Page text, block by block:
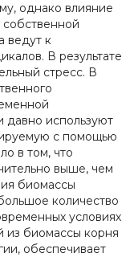
однако влияние
ведут к
В результате
стресс. В
используют
с помощью
в том, что
выше, чем
биомассы
количество
условиях
из биомассы корня
обеспечивает